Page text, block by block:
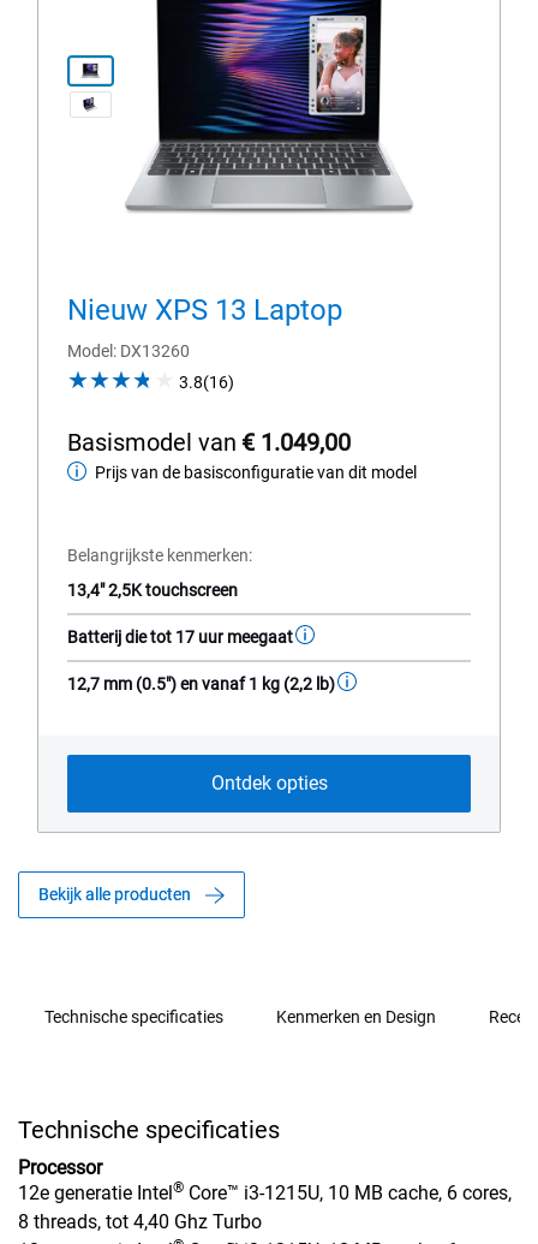
Nieuw XPS 13 Laptop
Model
DX13260
3.8(16)
of
5
stars.
Basismodel van € 1.049,00
Basismodel
Prijs van de basisconfiguratie van dit model
Belangrijkste kenmerken
13,4" 2,5K touchscreen
Batterij die tot 17 uur meegaat
12,7 mm (0.5") en vanaf 1 kg (2,2 lb)
Ontdek opties
Bekijk alle producten
Technische specificaties Kenmerken en Design
Technische specificaties
Processor
12e generatie Intel ® Core™ i3-1215U, 10 MB cache, 6 cores,
8 threads, tot 4,40 Ghz Turbo